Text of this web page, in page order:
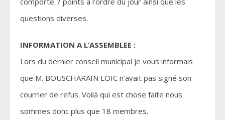
questions diverses.
INFORMATION A L’ASSEMBLEE :
Lors du dernier conseil municipal je vous informais
que M. BOUSCHARAIN LOIC n’avait pas signé son
courrier de refus. Voilà qui est chose faite nous
sommes donc plus que 18 membres.